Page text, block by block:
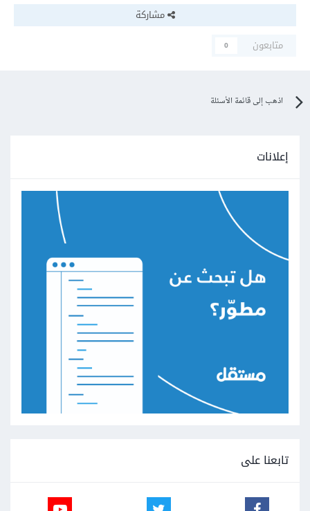
مشاركة
متابعون
0
اذهب إلى قائمة الأسئلة
إعلانات
تابعنا على